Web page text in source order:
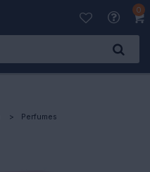
0
Perfumes